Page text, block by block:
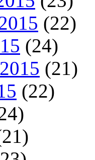
(22)
(24)
(21)
(22)